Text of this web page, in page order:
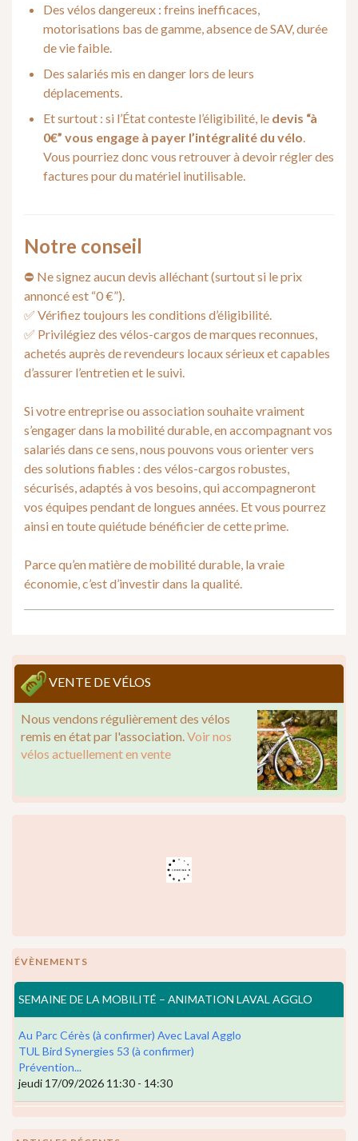
Des vélos dangereux : freins inefficaces,
motorisations bas de gamme, absence de SAV, durée
de vie faible.
Des salariés mis en danger lors de leurs
déplacements.
Et surtout : si l’État conteste l’éligibilité, le devis “à
0€” vous engage à payer l’intégralité du vélo
Vous pourriez donc vous retrouver à devoir régler des
factures pour du matériel inutilisable.
Notre conseil
⛔ Ne signez aucun devis alléchant (surtout si le prix
annoncé est “0 €”).
✅ Vérifiez toujours les conditions d’éligibilité.
✅ Privilégiez des vélos-cargos de marques reconnues,
achetés auprès de revendeurs locaux sérieux et capables
d’assurer l’entretien et le suivi.
Si votre entreprise ou association souhaite vraiment
s’engager dans la mobilité durable, en accompagnant vos
salariés dans ce sens, nous pouvons vous orienter vers
des solutions fiables : des vélos-cargos robustes,
sécurisés, adaptés à vos besoins, qui accompagneront
vos équipes pendant de longues années. Et vous pourrez
ainsi en toute quiétude bénéficier de cette prime.
Parce qu’en matière de mobilité durable, la vraie
économie, c’est d’investir dans la qualité.
VENTE DE VÉLOS
Nous vendons régulièrement des vélos
remis en état par l'association. Voir nos
vélos actuellement en vente
ÉVÈNEMENTS
SEMAINE DE LA MOBILITÉ – ANIMATION LAVAL AGGLO
Au Parc Cérès (à confirmer) Avec Laval Agglo
TUL Bird Synergies 53 (à confirmer)
Prévention...
jeudi 17/09/2026 11:30 - 14:30